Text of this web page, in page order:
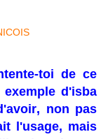
toi de ce
d'isba
non pas
l'usage, mais